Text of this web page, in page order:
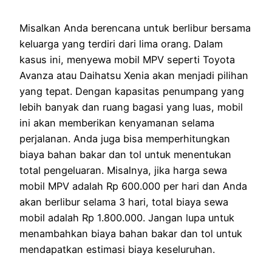
Misalkan Anda berencana untuk berlibur bersama
keluarga yang terdiri dari lima orang. Dalam
kasus ini, menyewa mobil MPV seperti Toyota
Avanza atau Daihatsu Xenia akan menjadi pilihan
yang tepat. Dengan kapasitas penumpang yang
lebih banyak dan ruang bagasi yang luas, mobil
ini akan memberikan kenyamanan selama
perjalanan. Anda juga bisa memperhitungkan
biaya bahan bakar dan tol untuk menentukan
total pengeluaran. Misalnya, jika harga sewa
mobil MPV adalah Rp 600.000 per hari dan Anda
akan berlibur selama 3 hari, total biaya sewa
mobil adalah Rp 1.800.000. Jangan lupa untuk
menambahkan biaya bahan bakar dan tol untuk
mendapatkan estimasi biaya keseluruhan.